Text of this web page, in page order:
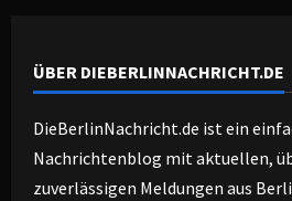
ÜBER DIEBERLINNACHRICHT.DE
DieBerlinNachricht.de ist ein
Nachrichtenblog mit aktuellen,
zuverlässigen Meldungen aus